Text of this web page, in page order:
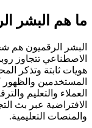
ما هم البشر
البشر الرقميون هم
الاصطناعي تتجاوز
هويات ثابتة وتذكر
المستخدمين والظهور
العملاء والتعليم
الافتراضية عبر بث
والمنصات التعليمية.